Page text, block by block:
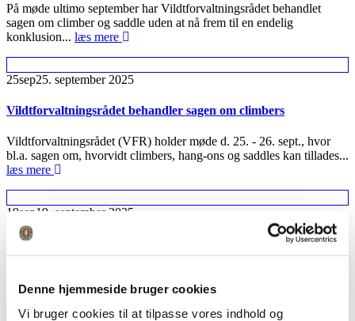
Denne hjemmeside bruger cookies
Vi bruger cookies til at tilpasse vores indhold og
På møde ultimo september har Vildtforvaltningsrådet behandlet
sagen om climber og saddle uden at nå frem til en endelig
konklusion... læs mere
25sep25. september 2025
Vildtforvaltningsrådet behandler sagen om climbers
Vildtforvaltningsrådet (VFR) holder møde d. 25. - 26. sept., hvor
bl.a. sagen om, hvorvidt climbers, hang-ons og saddles kan tillades...
læs mere
19sep19. september 2025
Film release: Skud til det store hjortevildt – med bue
hjortevildt med bue, efter at have modtaget...